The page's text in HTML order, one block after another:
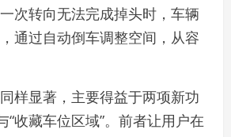
次转向无法完成掉头时，车辆
通过自动倒车调整空间，从容
样显著，主要得益于两项新功
“收藏车位区域”。前者让用户在